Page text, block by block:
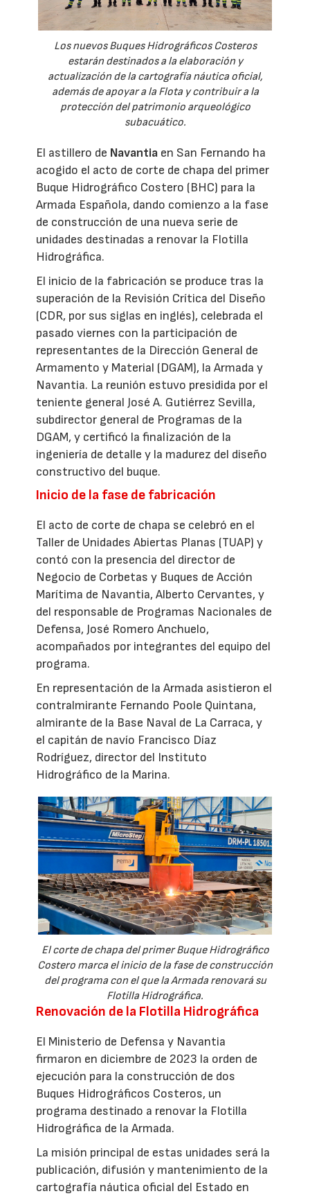
Los nuevos Buques Hidrográficos Costeros
estarán destinados a la elaboración y
actualización de la cartografía náutica oficial,
además de apoyar a la Flota y contribuir a la
protección del patrimonio arqueológico
subacuático.
El astillero de Navantia en San Fernando ha
acogido el acto de corte de chapa del primer
Buque Hidrográfico Costero (BHC) para la
Armada Española, dando comienzo a la fase
de construcción de una nueva serie de
unidades destinadas a renovar la Flotilla
Hidrográfica.
El inicio de la fabricación se produce tras la
superación de la Revisión Crítica del Diseño
(CDR, por sus siglas en inglés), celebrada el
pasado viernes con la participación de
representantes de la Dirección General de
Armamento y Material (DGAM), la Armada y
Navantia. La reunión estuvo presidida por el
teniente general José A. Gutiérrez Sevilla,
subdirector general de Programas de la
DGAM, y certificó la finalización de la
ingeniería de detalle y la madurez del diseño
constructivo del buque.
Inicio de la fase de fabricación
El acto de corte de chapa se celebró en el
Taller de Unidades Abiertas Planas (TUAP) y
contó con la presencia del director de
Negocio de Corbetas y Buques de Acción
Marítima de Navantia, Alberto Cervantes, y
del responsable de Programas Nacionales de
Defensa, José Romero Anchuelo,
acompañados por integrantes del equipo del
programa.
En representación de la Armada asistieron el
contralmirante Fernando Poole Quintana,
almirante de la Base Naval de La Carraca, y
el capitán de navío Francisco Díaz
Rodríguez, director del Instituto
Hidrográfico de la Marina.
El corte de chapa del primer Buque Hidrográfico
Costero marca el inicio de la fase de construcción
del programa con el que la Armada renovará su
Flotilla Hidrográfica.
Renovación de la Flotilla Hidrográfica
El Ministerio de Defensa y Navantia
firmaron en diciembre de 2023 la orden de
ejecución para la construcción de dos
Buques Hidrográficos Costeros, un
programa destinado a renovar la Flotilla
Hidrográfica de la Armada.
La misión principal de estas unidades será la
publicación, difusión y mantenimiento de la
cartografía náutica oficial del Estado en